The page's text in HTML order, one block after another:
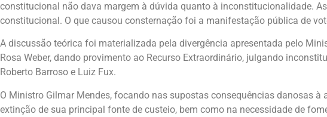
constitucional não dava margem à dúvida quanto à inconstitucionalidade.
constitucional. O que causou consternação foi a manifestação pública de
A discussão teórica foi materializada pela divergência apresentada pelo
Rosa Weber, dando provimento ao Recurso Extraordinário, julgando
Roberto Barroso e Luiz Fux.
O Ministro Gilmar Mendes, focando nas supostas consequências danosas
extinção de sua principal fonte de custeio, bem como na necessidade de